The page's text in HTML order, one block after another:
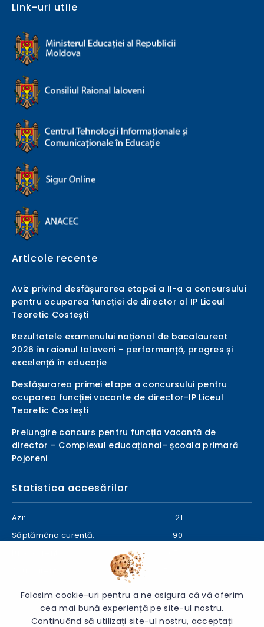
Link-uri utile
Articole recente
Aviz privind desfășurarea etapei a II-a a concursului
pentru ocuparea funcției de director al IP Liceul
Teoretic Costești
Rezultatele examenului național de bacalaureat
2026 în raionul Ialoveni – performanță, progres și
excelență în educație
Desfășurarea primei etape a concursului pentru
ocuparea funcției vacante de director-IP Liceul
Teoretic Costești
Prelungire concurs pentru funcția vacantă de
director – Complexul educațional- școala primară
Pojoreni
Statistica accesărilor
Azi:
21
Săptămâna curentă:
90
Folosim cookie-uri pentru a ne asigura că vă oferim
cea mai bună experiență pe site-ul nostru.
Continuând să utilizați site-ul nostru, acceptați